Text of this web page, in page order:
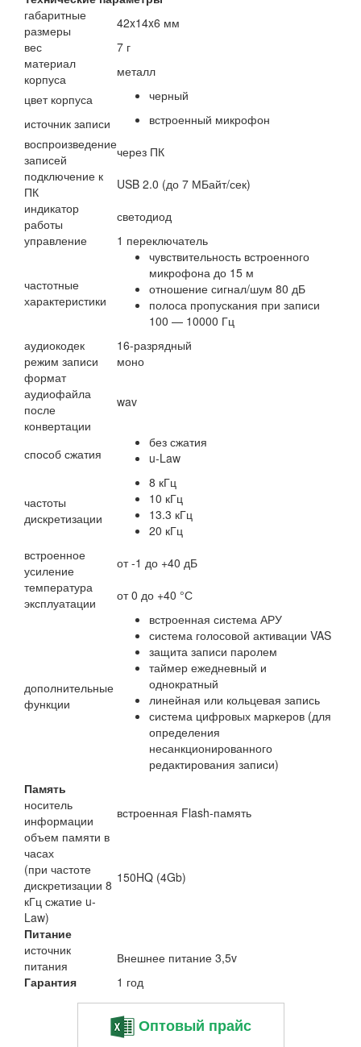
габаритные
размеры
42x14x6 мм
вес
7 г
материал
корпуса
металл
цвет корпуса
черный
источник записи
встроенный микрофон
воспроизведение
записей
через ПК
подключение к
ПК
USB 2.0 (до 7 МБайт/сек)
индикатор
работы
светодиод
управление
1 переключатель
частотные
характеристики
чувствительность встроенного
микрофона до 15 м
отношение сигнал/шум 80 дБ
полоса пропускания при записи
100 — 10000 Гц
аудиокодек
16-разрядный
режим записи
моно
формат
аудиофайла
после
конвертации
wav
способ сжатия
без сжатия
u-Law
частоты
дискретизации
8 кГц
10 кГц
13.3 кГц
20 кГц
встроенное
усиление
от -1 до +40 дБ
температура
эксплуатации
от 0 до +40 °С
дополнительные
функции
встроенная система АРУ
система голосовой активации VAS
защита записи паролем
таймер ежедневный и
однократный
линейная или кольцевая запись
система цифровых маркеров (для
определения
несанкционированного
редактирования записи)
Память
носитель
информации
встроенная Flash-память
объем памяти в
часах
(при частоте
дискретизации 8
кГц сжатие u-
Law)
150HQ (4Gb)
Питание
источник
питания
Внешнее питание 3,5v
Гарантия
1 год
Оптовый прайс